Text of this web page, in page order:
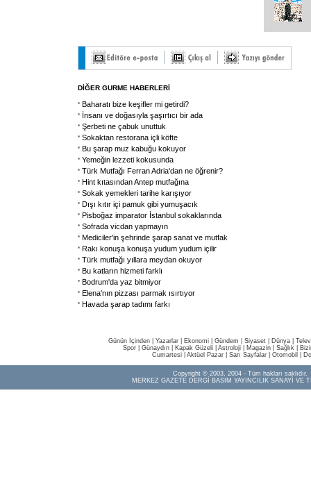
DİĞER GURME HABERLERİ
Baharatı bize keşifler mi getirdi?
İnsanı ve doğasıyla şaşırtıcı bir ada
Şerbeti ne çabuk unuttuk
Sokaktan restorana içli köfte
Bu şarap muz kabuğu kokuyor
Yemeğin lezzeti kokusunda
Türk Mutfağı Ferran Adria'dan ne öğrenir?
Hint kıtasından Antep mutfağına
Sokak yemekleri tarihe karışıyor
Dışı kıtır içi pamuk gibi yumuşacık
Pisboğaz imparator İstanbul sokaklarında
Sofrada vicdan yapmayın
Mediciler'in şehrinde şarap sanat ve mutfak
Rakı konuşa konuşa yudum yudum içilir
Türk mutfağı yıllara meydan okuyor
Bu katların hizmeti farklı
Bodrum'da yaz bitmiyor
Elena'nın pizzası parmak ısırtıyor
Havada şarap tadımı farkı
Günün İçinden Yazarlar Ekonomi Gündem Siyaset Dünya |
Spor
Günaydın Kapak Güzeli Astroloji Magazin Sağlık
Cumartesi| Aktüel Pazar| Sarı Sayfalar| Otomobil
Copyright © 2003, 2004 - Tüm hakları saklıdır.
MERKEZ GAZETE DERGİ BASIM YAYINCILIK SANAYİ VE